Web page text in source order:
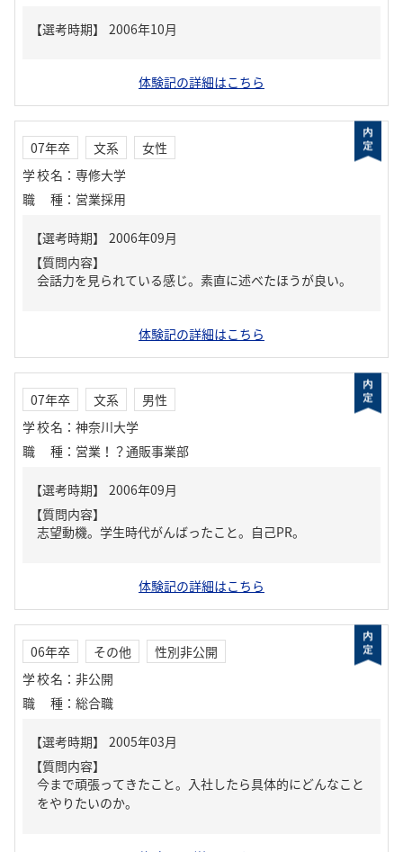
体験記の詳細はこちら
07年卒 文系
女性
学校名 ： 専修大学
職種 ： 営業採用
【質問内容】
会話力を見られている感じ。素直に述べたほうが良い。
体験記の詳細はこちら
07年卒 文系
男性
学校名 ： 神奈川大学
職種 ： 営業！？通販事業部
【質問内容】
志望動機。学生時代がんばったこと。自己PR。
体験記の詳細はこちら
06年卒 その他
性別非公開
学校名 ： 非公開
職種 ： 総合職
【質問内容】
今まで頑張ってきたこと。入社したら具体的にどんなこと
をやりたいのか。